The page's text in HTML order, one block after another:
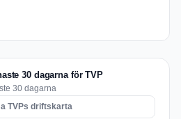
30 dagarna för TVP
30 dagarna
TVPs driftskarta